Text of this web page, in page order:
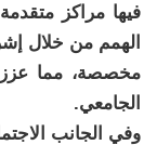
فيها مراكز
الهمم من خلال
مخصصة، مما عزز
الجامعي.
وفي الجانب